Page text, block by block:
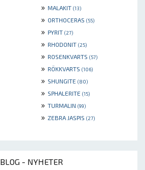
» MALAKIT (13)
» ORTHOCERAS (55)
» PYRIT (27)
» RHODONIT (25)
» ROSENKVARTS (57)
» RÖKKVARTS (106)
» SHUNGITE (80)
» SPHALERITE (15)
» TURMALIN (99)
» ZEBRA JASPIS (27)
BLOG - NYHETER